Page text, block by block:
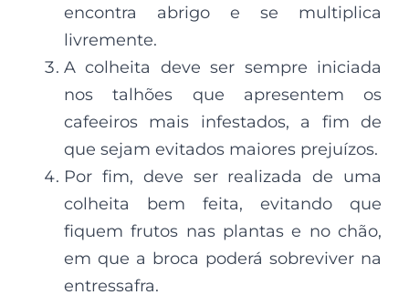
encontra abrigo e se multiplica
livremente.
A colheita deve ser sempre iniciada
nos talhões que apresentem os
cafeeiros mais infestados, a fim de
que sejam evitados maiores prejuízos.
Por fim, deve ser realizada de uma
colheita bem feita, evitando que
fiquem frutos nas plantas e no chão,
em que a broca poderá sobreviver na
entressafra.